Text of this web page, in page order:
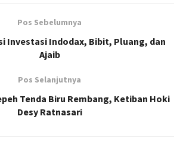
Pos Sebelumnya
Investasi Indodax, Bibit, Pluang, dan
Ajaib
Pos Selanjutnya
Tenda Biru Rembang, Ketiban Hoki
Desy Ratnasari